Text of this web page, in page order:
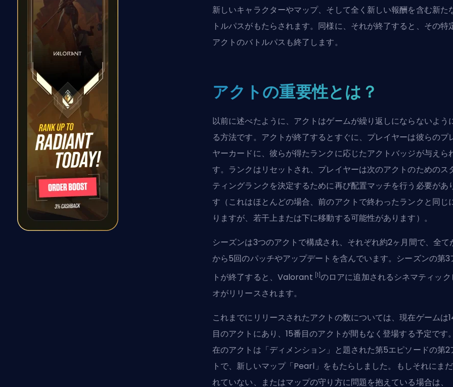
新しいキャラクターやマップ、そして全く新しい報酬を含む新た
トルパスがもたらされます。同様に、それが終了すると、その特
アクトのバトルパスも終了します。
アクトの重要性とは？
以前に述べたように、アクトはゲームが繰り返しにならないよう
る方法です。アクトが終了するとすぐに、プレイヤーは彼らのプ
ヤーカードに、彼らが得たランクに応じたアクトバッジが与えら
す。ランクはリセットされ、プレイヤーは次のアクトのためのス
ティングランクを決定するために再び配置マッチを行う必要があ
す（これはほとんどの場合、前のアクトで終わったランクと同じ
りますが、若干上または下に移動する可能性があります）。
シーズンは3つのアクトで構成され、それぞれ約2ヶ月間で、全て
から5回のパッチやアップデートを含んでいます。シーズンの第3
トが終了すると、Valorant [1] のロアに追加されるシネマティッ
オがリリースされます。
これまでにリリースされたアクトの数については、現在ゲームは
目のアクトにあり、15番目のアクトが間もなく登場する予定です
在のアクトは「ディメンション」と題された第5エピソードの第2
トで、新しいマップ「Pearl」をもたらしました。もしそれにま
れていない、またはマップの守り方に問題を抱えている場合は、